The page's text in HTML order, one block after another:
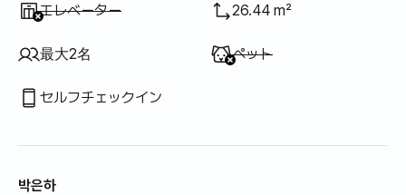
利用不可:
エレベーター 26.44 m²
最大2名 利用不可
ペット
セルフチェックイン
박은하